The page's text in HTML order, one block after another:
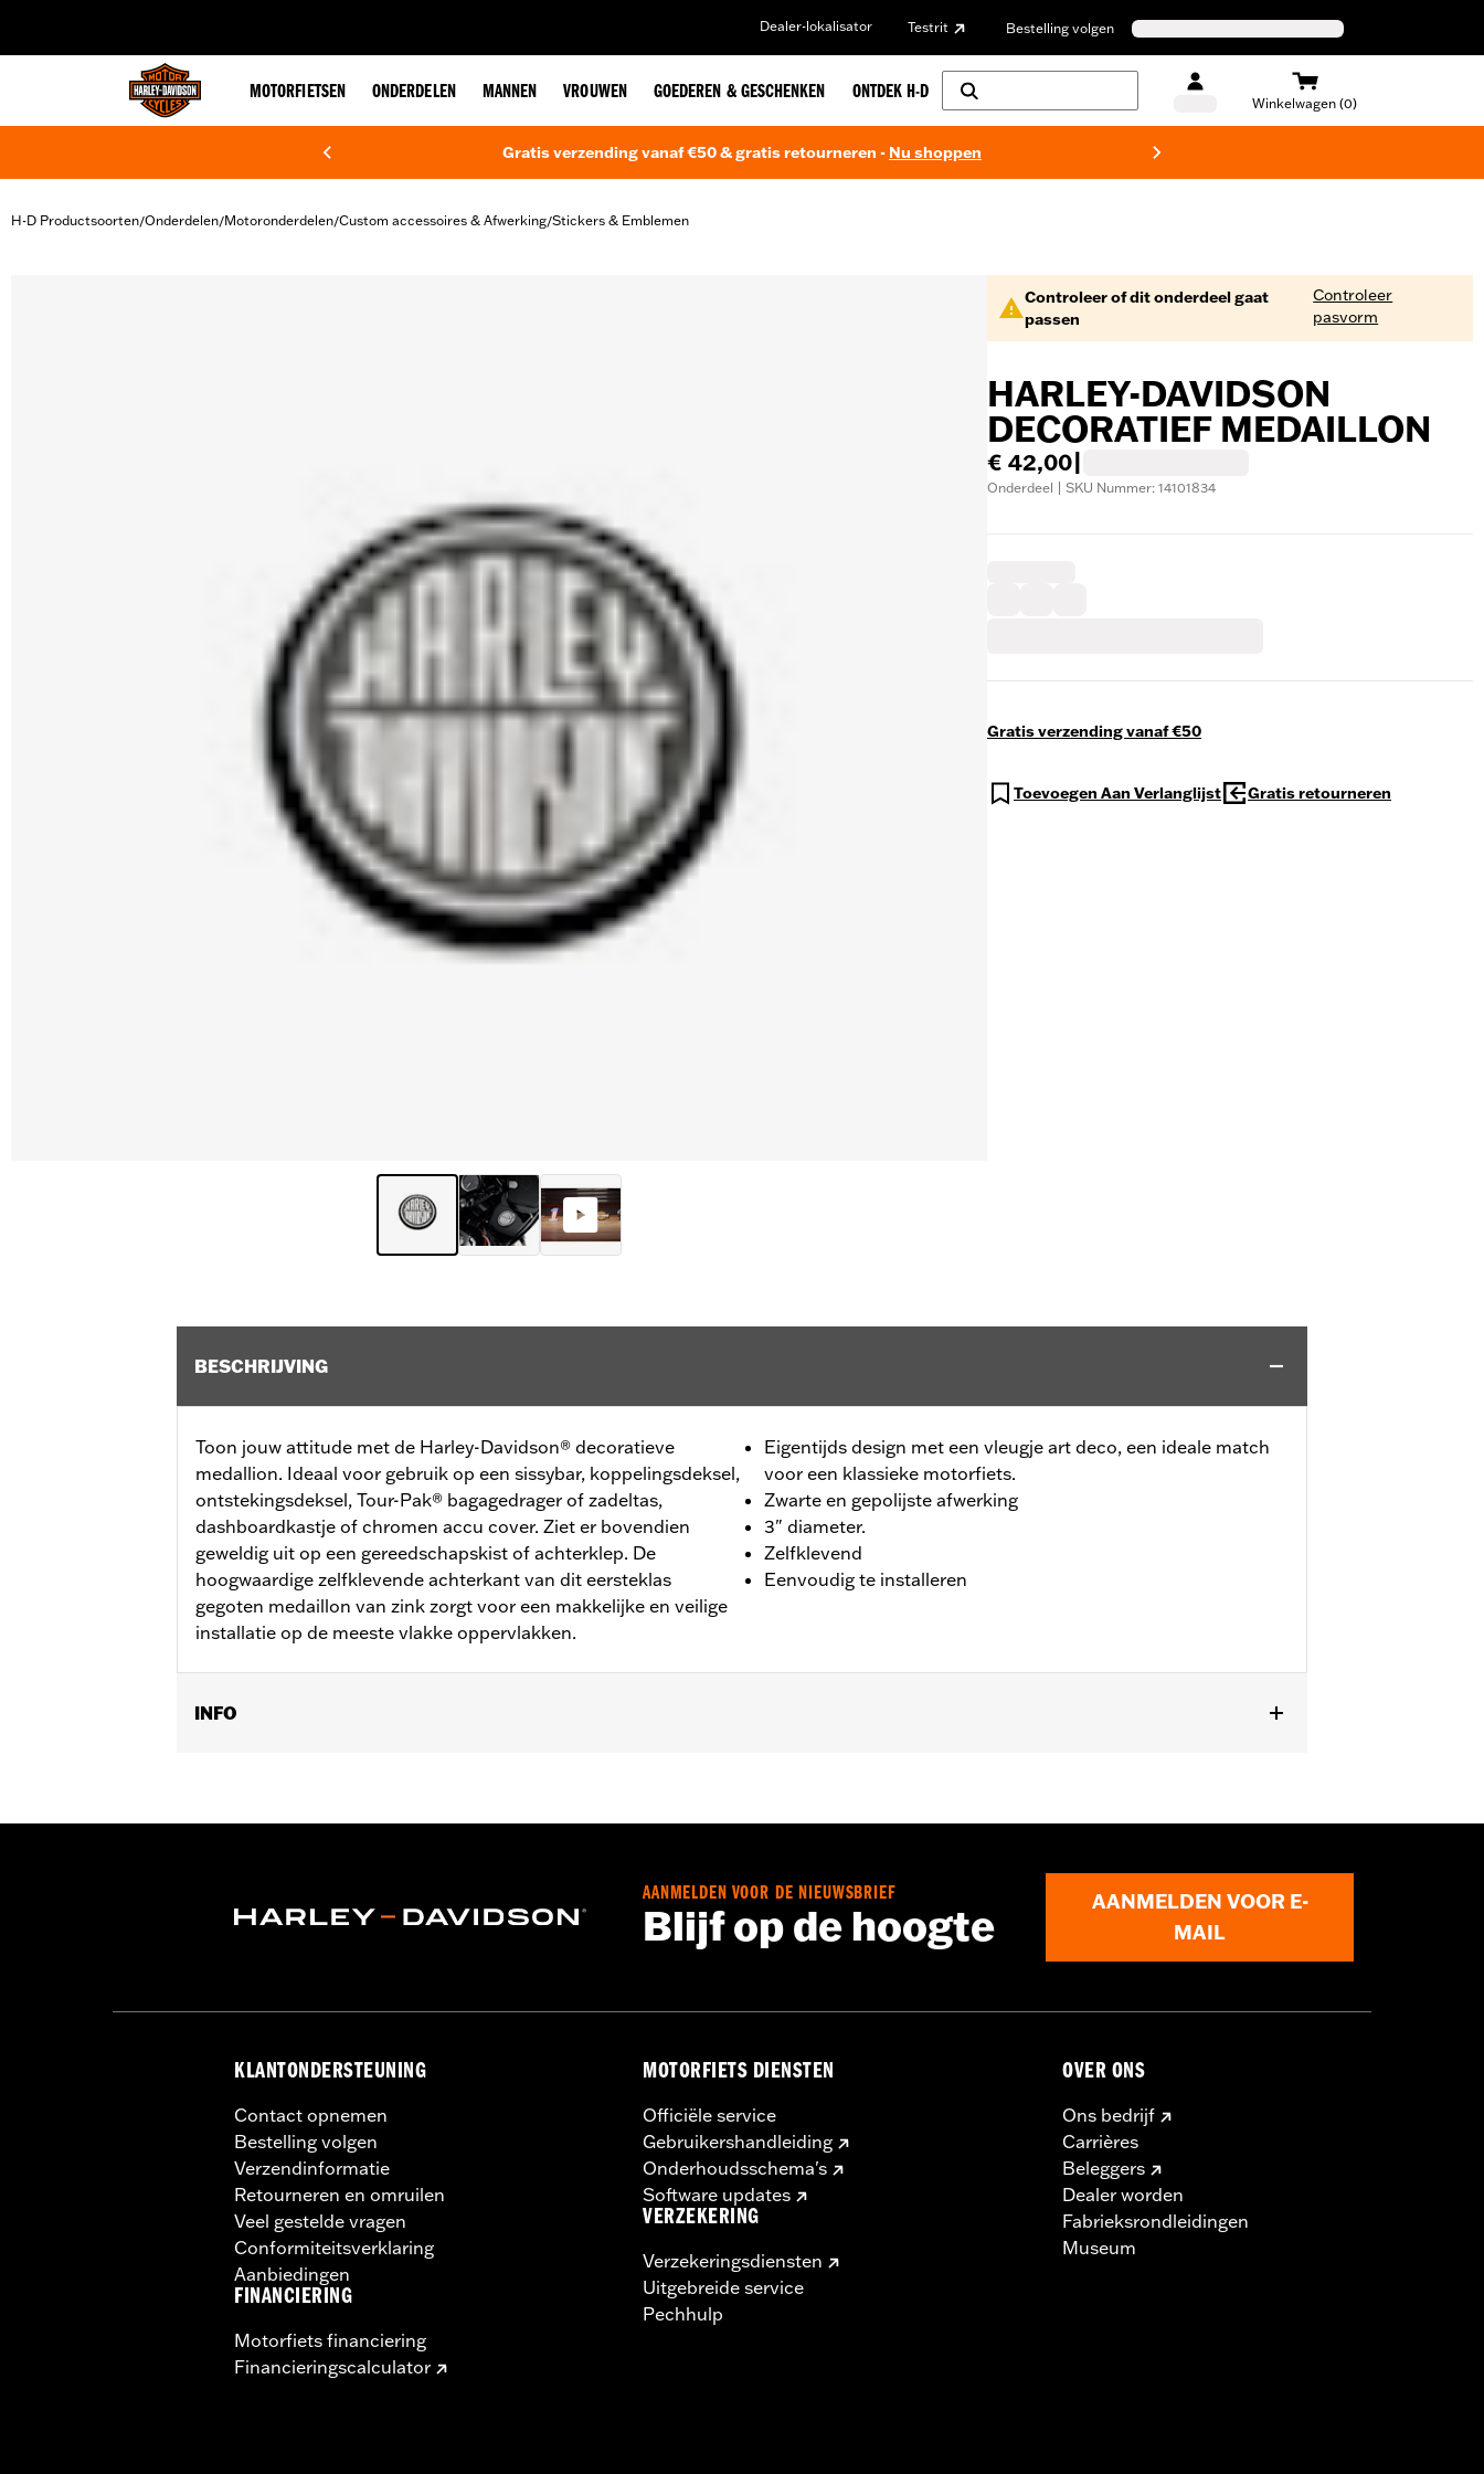
Dealer-lokalisator Testrit Bestelling volgen
MOTORFIETSEN ONDERDELEN MANNEN VROUWEN GOEDEREN & GESCHENKEN ONTDEK H-D
Winkelwagen (0)
Gratis verzending vanaf €50 & gratis retourneren - Nu shoppen
H-D Productsoorten/Onderdelen/Motoronderdelen/Custom accessoires & Afwerking/Stickers & Emblemen
Controleer of dit onderdeel gaat
passen
Controleer
pasvorm
HARLEY-DAVIDSON
DECORATIEF MEDAILLON
€ 42,00
Onderdeel | SKU Nummer: 14101834
Gratis verzending vanaf €50
Toevoegen Aan Verlanglijst Gratis retourneren
BESCHRIJVING
Toon jouw attitude met de Harley-Davidson® decoratieve
medallion. Ideaal voor gebruik op een sissybar, koppelingsdeksel,
ontstekingsdeksel, Tour-Pak® bagagedrager of zadeltas,
dashboardkastje of chromen accu cover. Ziet er bovendien
geweldig uit op een gereedschapskist of achterklep. De
hoogwaardige zelfklevende achterkant van dit eersteklas
gegoten medaillon van zink zorgt voor een makkelijke en veilige
installatie op de meeste vlakke oppervlakken.
Eigentijds design met een vleugje art deco, een ideale match
voor een klassieke motorfiets.
Zwarte en gepolijste afwerking
3" diameter.
Zelfklevend
Eenvoudig te installeren
INFO
Diameter:3.0
www.h-d.com/warrantyvoor meer info
AANMELDEN VOOR DE NIEUWSBRIEF
Blijf op de hoogte
AANMELDEN VOOR E-
MAIL
KLANTONDERSTEUNING
Contact opnemen
Bestelling volgen
Verzendinformatie
Retourneren en omruilen
Veel gestelde vragen
Conformiteitsverklaring
Aanbiedingen
FINANCIERING
Motorfiets financiering
Financieringscalculator
MOTORFIETS DIENSTEN
Officiële service
Gebruikershandleiding
Onderhoudsschema's
Software updates
VERZEKERING
Verzekeringsdiensten
Uitgebreide service
Pechhulp
OVER ONS
Ons bedrijf
Carrières
Beleggers
Dealer worden
Fabrieksrondleidingen
Museum